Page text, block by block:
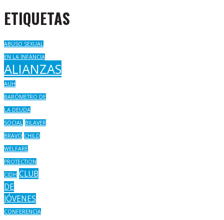
ETIQUETAS
ABUSO SEXUAL
EN LA INFANCIA
ALIANZAS
AUH
BARÓMETRO DE
LA DEUDA
SOCIAL
BILAVER
BRAVO CHILD
WELFARE
PROTECTION
CIDH CLUB
DE
JÓVENES
CONFERENCIA